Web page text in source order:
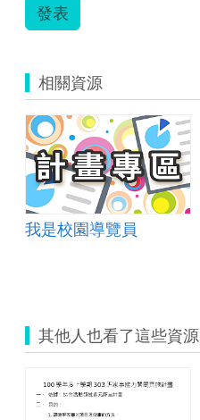
發表
相關資源
我是校園導覽員
其他人也看了這些資源